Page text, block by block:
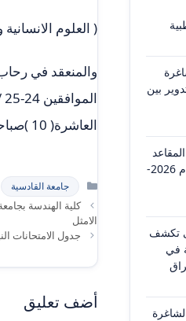
( العلوم
والمنعقد في
العاشرة( 10 )صباحاً بمشاركة نخبة مميزة من الباحثين والاكاديميين .
التصنيفات
جامعة القادسية
كلية الهندسة
الامثل
جدول الامتحانات النهائية
أضف تعليق
بين
الشاغرة للدراسات العليا للعام 2026-
تكشف
في